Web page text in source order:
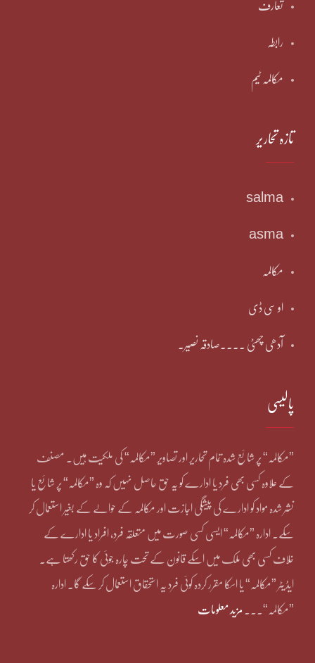
تعارف
رابطہ
مکالمہ ٹیم
تازہ تحاریر
salma
asma
مکالمہ
او سی ڈی
آدھی چھٹی ۔۔۔۔صادقہ نصیر۔
پالیسی
”مکالمہ“ پر شائع شدہ تمام تحاریر اور تصاویر ”مکالمہ“ کی ملکیت ہیں۔ مصنف
کے علاوہ کسی بھی فرد یا ادارے کو یہ حق حاصل نہیں کہ وہ ”مکالمہ“ پر شائع یا
نشر شدہ مواد کو ادارے کی پیشگی اجازت اور مکالمہ کے حوالے کے بغیر استعمال کر
سکے۔ ادارہ ”مکالمہ“ ایسی کسی صورت میں متعلقہ فرد، افراد یا ادارے کے
خلاف کسی بھی ملک میں اسکے قانون کے تحت چارہ جوئی کا حق رکھتا ہے۔
ایڈیٹر ”مکالمہ“ یا اسکا مقرر کردہ کوئی فرد یہ استحقاق استعمال کر سکے گا۔ ادارہ
”مکالمہ“۔۔۔ مزید معلومات